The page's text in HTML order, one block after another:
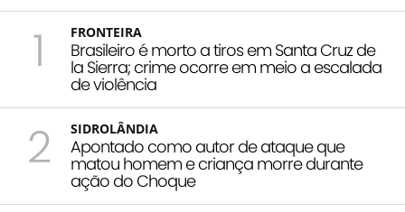
1 FRONTEIRA
Brasileiro é morto a tiros em Santa Cruz de
la Sierra; crime ocorre em meio a escalada
de violência
2 SIDROLÂNDIA
Apontado como autor de ataque que
matou homem e criança morre durante
ação do Choque